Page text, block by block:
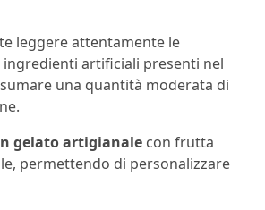
leggere attentamente le
artificiali presenti nel
una quantità moderata di
gelato artigianale con frutta
permettendo di personalizzare